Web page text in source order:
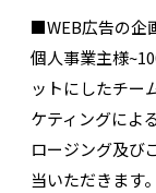
■WEB広告の企
個人事業主様
ットにしたチー
ケティングによ
ロージング及び
当いただきます。